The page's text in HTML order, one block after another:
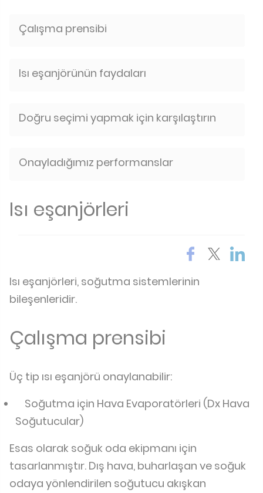
Çalışma prensibi
Isı eşanjörünün faydaları
Doğru seçimi yapmak için karşılaştırın
Onayladığımız performanslar
Isı eşanjörleri
Isı eşanjörleri, soğutma sistemlerinin
bileşenleridir.
Çalışma prensibi
Üç tip ısı eşanjörü onaylanabilir:
Soğutma için Hava Evaporatörleri (Dx Hava
Soğutucular)
Esas olarak soğuk oda ekipmanı için
tasarlanmıştır. Dış hava, buharlaşan ve soğuk
odaya yönlendirilen soğutucu akışkan